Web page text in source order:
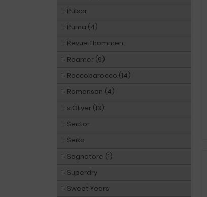
Pulsar
Puma (4)
Revue Thommen
Roamer (9)
Roccobarocco (14)
Romanson (4)
s.Oliver (13)
Sector
Seiko
Sognatore (1)
Superdry
Sweet Years